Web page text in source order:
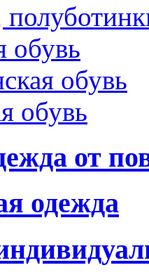
обувь
обувь
обувь
от
одежда